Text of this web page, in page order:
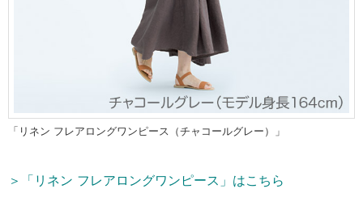
「リネン フレアロングワンピース（チャコールグレー）」
＞「リネン フレアロングワンピース」はこちら